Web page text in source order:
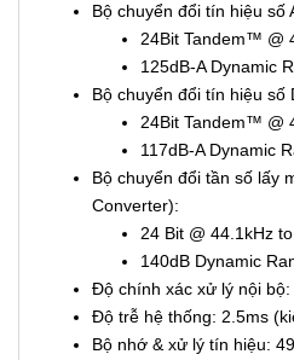
Bộ chuyển đổi tín hiệu số
24Bit Tandem™ @
125dB-A Dynamic
Bộ chuyển đổi tín hiệu số
24Bit Tandem™ @
117dB-A Dynamic
Bộ chuyển đổi tần số lấy
Converter):
24 Bit @ 44.1kHz
140dB Dynamic
Độ chính xác xử lý nội
Độ trễ hệ thống: 2.5ms
Bộ nhớ & xử lý tín hiệu: